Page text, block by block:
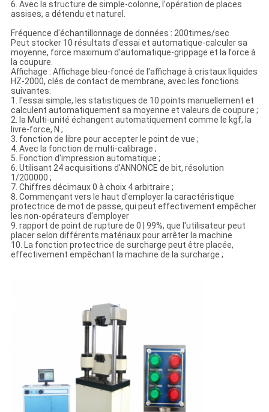
6. Avec la structure de simple-colonne, l'opération de places
assises, a détendu et naturel.
Fréquence d'échantillonnage de données : 200times/sec
Peut stocker 10 résultats d'essai et automatique-calculer sa
moyenne, force maximum d'automatique-grippage et la force à
la coupure.
Affichage : Affichage bleu-foncé de l'affichage à cristaux liquides
HZ-2000, clés de contact de membrane, avec les fonctions
suivantes.
1. l'essai simple, les statistiques de 10 points manuellement et
calculent automatiquement sa moyenne et valeurs de coupure ;
2. la Multi-unité échangent automatiquement comme le kgf, la
livre-force, N ;
3. fonction de libre pour accepter le point de vue ;
4. Avec la fonction de multi-calibrage ;
5. Fonction d'impression automatique ;
6. Utilisant 24 acquisitions d'ANNONCE de bit, résolution
1/200000 ;
7. Chiffres décimaux 0 à choix 4 arbitraire ;
8. Commençant vers le haut d'employer la caractéristique
protectrice de mot de passe, qui peut effectivement empêcher
les non-opérateurs d'employer
9. rapport de point de rupture de 0 | 99%, que l'utilisateur peut
placer selon différents matériaux pour arrêter la machine
10. La fonction protectrice de surcharge peut être placée,
effectivement empêchant la machine de la surcharge ;